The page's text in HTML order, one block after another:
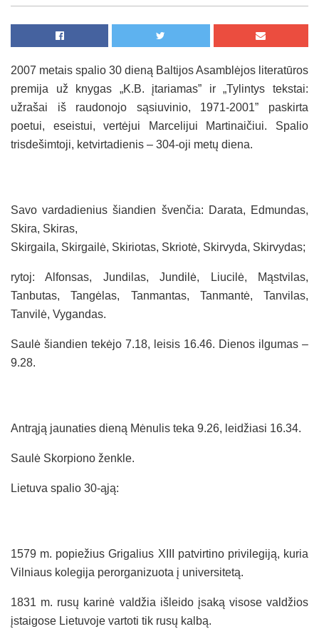
2007 metais spalio 30 dieną Baltijos Asamblėjos literatūros
premija už knygas „K.B. įtariamas” ir „Tylintys tekstai:
užrašai iš raudonojo sąsiuvinio, 1971-2001” paskirta
poetui, eseistui, vertėjui Marcelijui Martinaičiui. Spalio
trisdešimtoji, ketvirtadienis – 304-oji metų diena.
Savo vardadienius šiandien švenčia: Darata, Edmundas,
Skira, Skiras,
Skirgaila, Skirgailė, Skiriotas, Skriotė, Skirvyda, Skirvydas;
rytoj: Alfonsas, Jundilas, Jundilė, Liucilė, Mąstvilas,
Tanbutas, Tangėlas, Tanmantas, Tanmantė, Tanvilas,
Tanvilė, Vygandas.
Saulė šiandien tekėjo 7.18, leisis 16.46. Dienos ilgumas –
9.28.
Antrąją jaunaties dieną Mėnulis teka 9.26, leidžiasi 16.34.
Saulė Skorpiono ženkle.
Lietuva spalio 30-ąją:
1579 m. popiežius Grigalius XIII patvirtino privilegiją, kuria
Vilniaus kolegija perorganizuota į universitetą.
1831 m. rusų karinė valdžia išleido įsaką visose valdžios
įstaigose Lietuvoje vartoti tik rusų kalbą.